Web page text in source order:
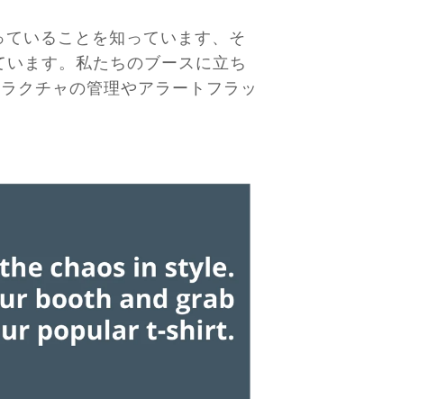
いることを知っています、そ
ます。私たちのブースに立ち
クチャの管理やアラートフラッ